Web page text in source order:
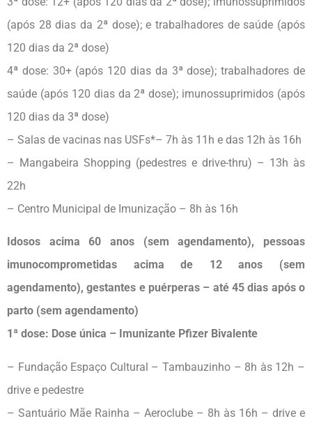
(após 28 dias da 2ª dose); e trabalhadores de saúde (após
120 dias da 2ª dose)
4ª dose: 30+ (após 120 dias da 3ª dose); trabalhadores de
saúde (após 120 dias da 2ª dose); imunossuprimidos (após
120 dias da 3ª dose)
– Salas de vacinas nas USFs*– 7h às 11h e das 12h às 16h
– Mangabeira Shopping (pedestres e drive-thru) – 13h às
22h
– Centro Municipal de Imunização – 8h às 16h
Idosos acima 60 anos (sem agendamento), pessoas
imunocomprometidas acima de 12 anos (sem
agendamento), gestantes e puérperas – até 45 dias após o
parto (sem agendamento)
1ª dose: Dose única – Imunizante Pfizer Bivalente
– Fundação Espaço Cultural – Tambauzinho – 8h às 12h –
drive e pedestre
– Santuário Mãe Rainha – Aeroclube – 8h às 16h – drive e